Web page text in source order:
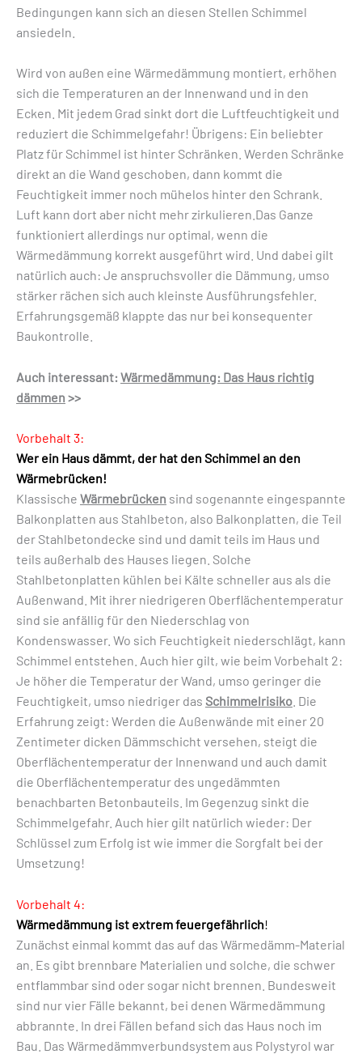
Bedingungen kann sich an diesen Stellen Schimmel
ansiedeln.
Wird von außen eine Wärmedämmung montiert, erhöhen
sich die Temperaturen an der Innenwand und in den
Ecken. Mit jedem Grad sinkt dort die Luftfeuchtigkeit und
reduziert die Schimmelgefahr! Übrigens: Ein beliebter
Platz für Schimmel ist hinter Schränken. Werden Schränke
direkt an die Wand geschoben, dann kommt die
Feuchtigkeit immer noch mühelos hinter den Schrank.
Luft kann dort aber nicht mehr zirkulieren.Das Ganze
funktioniert allerdings nur optimal, wenn die
Wärmedämmung korrekt ausgeführt wird. Und dabei gilt
natürlich auch: Je anspruchsvoller die Dämmung, umso
stärker rächen sich auch kleinste Ausführungsfehler.
Erfahrungsgemäß klappte das nur bei konsequenter
Baukontrolle.
Auch interessant: Wärmedämmung: Das Haus richtig
dämmen >>
Vorbehalt 3:
Wer ein Haus dämmt, der hat den Schimmel an den
Wärmebrücken!
Klassische Wärmebrücken sind sogenannte eingespannte
Balkonplatten aus Stahlbeton, also Balkonplatten, die Teil
der Stahlbetondecke sind und damit teils im Haus und
teils außerhalb des Hauses liegen. Solche
Stahlbetonplatten kühlen bei Kälte schneller aus als die
Außenwand. Mit ihrer niedrigeren Oberflächentemperatur
sind sie anfällig für den Niederschlag von
Kondenswasser. Wo sich Feuchtigkeit niederschlägt, kann
Schimmel entstehen. Auch hier gilt, wie beim Vorbehalt 2:
Je höher die Temperatur der Wand, umso geringer die
Feuchtigkeit, umso niedriger das Schimmelrisiko . Die
Erfahrung zeigt: Werden die Außenwände mit einer 20
Zentimeter dicken Dämmschicht versehen, steigt die
Oberflächentemperatur der Innenwand und auch damit
die Oberflächentemperatur des ungedämmten
benachbarten Betonbauteils. Im Gegenzug sinkt die
Schimmelgefahr. Auch hier gilt natürlich wieder: Der
Schlüssel zum Erfolg ist wie immer die Sorgfalt bei der
Umsetzung!
Vorbehalt 4:
Wärmedämmung ist extrem feuergefährlich!
Zunächst einmal kommt das auf das Wärmedämm-Material
an. Es gibt brennbare Materialien und solche, die schwer
entflammbar sind oder sogar nicht brennen. Bundesweit
sind nur vier Fälle bekannt, bei denen Wärmedämmung
abbrannte. In drei Fällen befand sich das Haus noch im
Bau. Das Wärmedämmverbundsystem aus Polystyrol war